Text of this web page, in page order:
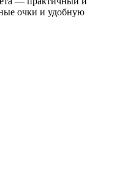
очки и удобную